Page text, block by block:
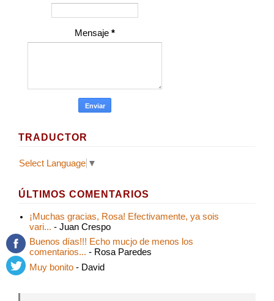
Mensaje *
TRADUCTOR
Select Language ▼
ÚLTIMOS COMENTARIOS
¡Muchas gracias, Rosa! Efectivamente, ya sois
vari... - Juan Crespo
Buenos días!!! Echo mucjo de menos los
comentarios... - Rosa Paredes
Muy bonito - David